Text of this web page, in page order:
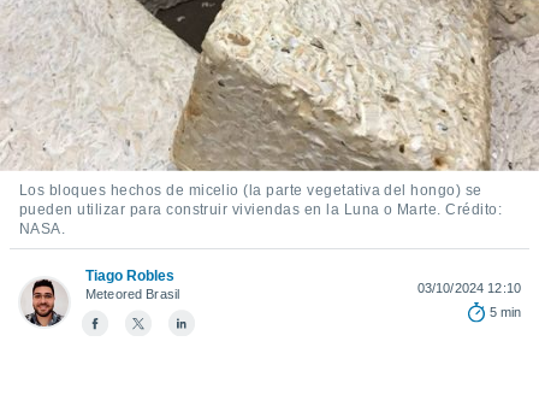
botón
a la
la
todas
ya sean
nuestros
nos
análisis
en
perfil
CONTINUAR
CONFIGURACIÓN
Los bloques hechos de micelio (la parte vegetativa del hongo) se
pueden utilizar para construir viviendas en la Luna o Marte. Crédito:
NASA.
Tiago Robles
Meteored Brasil
03/10/2024 12:10
5 min